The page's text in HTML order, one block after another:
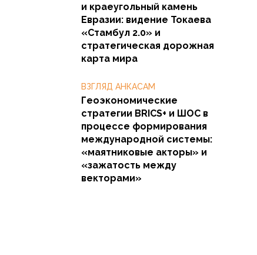
и краеугольный камень
Евразии: видение Токаева
«Стамбул 2.0» и
стратегическая дорожная
карта мира
ВЗГЛЯД АНКАСАМ
Геоэкономические
стратегии BRICS+ и ШОС в
процессе формирования
международной системы:
«маятниковые акторы» и
«зажатость между
векторами»